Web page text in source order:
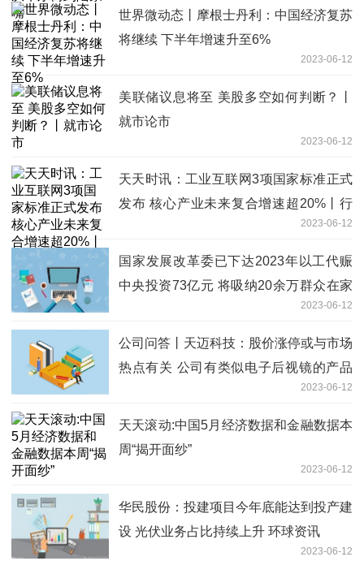
世界微动态丨摩根士丹利：中国经济复苏
将继续 下半年增速升至6%
2023-06-12
美联储议息将至 美股多空如何判断？丨
就市论市
2023-06-12
天天时讯：工业互联网3项国家标准正式
发布 核心产业未来复合增速超20%丨行
2023-06-12
国家发展改革委已下达2023年以工代赈
中央投资73亿元 将吸纳20余万群众在家
2023-06-12
公司问答丨天迈科技：股价涨停或与市场
热点有关 公司有类似电子后视镜的产品
主要用于商用车领域 世界今热点2023-06-12
天天滚动:中国5月经济数据和金融数据本
周“揭开面纱”
2023-06-12
华民股份：投建项目今年底能达到投产建
设 光伏业务占比持续上升 环球资讯
2023-06-12